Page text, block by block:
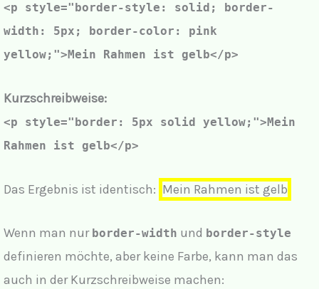
<p style="border-style: solid; border-
width: 5px; border-color: pink
yellow;">Mein Rahmen ist gelb</p>
Kurzschreibweise:
<p style="border: 5px solid yellow; ">Mein
Rahmen ist gelb</p>
Das Ergebnis ist identisch: Mein Rahmen ist gelb
Wenn man nur border-width und border-style
definieren möchte, aber keine Farbe, kann man das
auch in der Kurzschreibweise machen: